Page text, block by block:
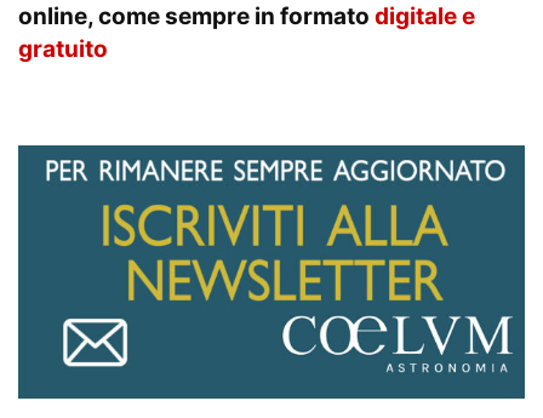
online, come sempre in formato digitale e
gratuito